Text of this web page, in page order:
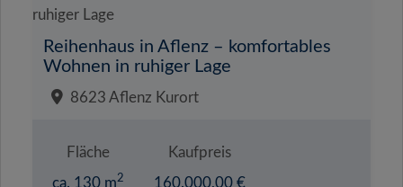
Reihenhaus in Aflenz – komfortables
Wohnen in ruhiger Lage
8623 Aflenz Kurort
Fläche
ca. 130 m2
Kaufpreis
160.000,00 €